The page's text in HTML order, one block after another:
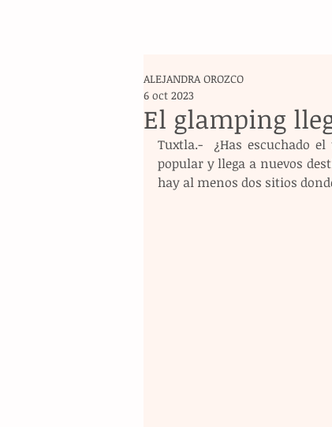
El glamping
ALEJANDRA OROZCO
6 oct 2023
Tuxtla.-  ¿Has escuchado
popular y llega a nuevos
hay al menos dos sitios